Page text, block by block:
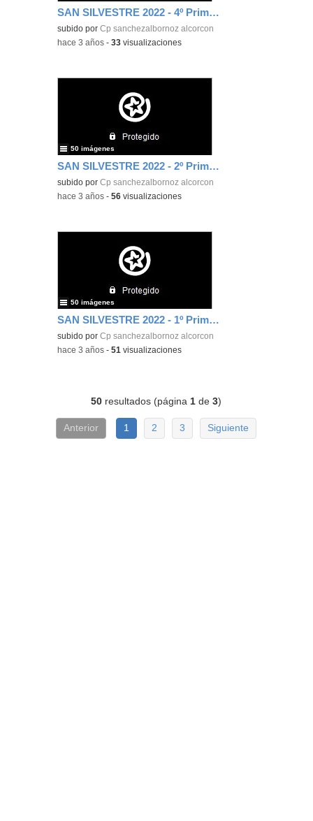
SAN SILVESTRE 2022 - 4º Primaria
subido porCp sanchezalbornoz alcorcon
-hace 3 años -33 visualizaciones
SAN SILVESTRE 2022 - 2º Primaria
subido porCp sanchezalbornoz alcorcon
50 imágenes
-hace 3 años -56 visualizaciones
SAN SILVESTRE 2022 - 1º Primaria
subido porCp sanchezalbornoz alcorcon
50 imágenes
-hace 3 años -51 visualizaciones
50 resultados (página 1 de3)
Anterior 1 2 3 Siguiente